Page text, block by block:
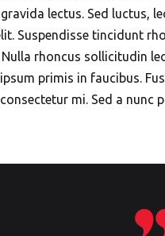
lectus. Sed luctus,
Suspendisse tincidunt
rhoncus sollicitudin
primis in faucibus.
mi. Sed a